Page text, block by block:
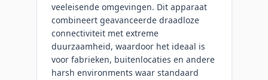
veeleisende omgevingen. Dit apparaat
combineert geavanceerde draadloze
connectiviteit met extreme
duurzaamheid, waardoor het ideaal is
voor fabrieken, buitenlocaties en andere
harsh environments waar standaard